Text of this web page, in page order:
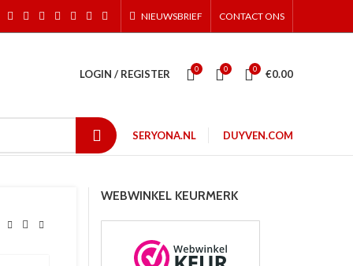
NIEUWSBRIEF CONTACT ONS
LOGIN / REGISTER 0 0 0 €0.00
SERYONA.NL DUYVEN.COM
WEBWINKEL KEURMERK